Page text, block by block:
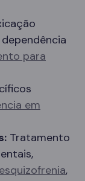
para
em
Tratamento
,